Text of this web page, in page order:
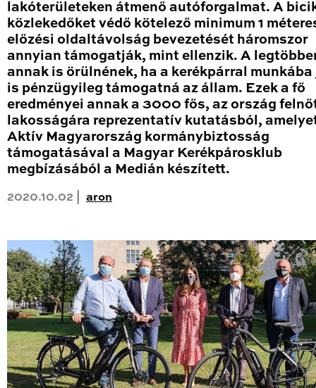
lakóterületeken átmenő autóforgalmat. A
közlekedőket védő kötelező minimum 1
előzési oldaltávolság bevezetését háromszor
annyian támogatják, mint ellenzik. A
annak is örülnének, ha a kerékpárral
is pénzügyileg támogatná az állam. Ezek a fő
eredményei annak a 3000 fős, az ország
lakosságára reprezentatív kutatásból,
Aktív Magyarország kormánybiztosság
támogatásával a Magyar Kerékpárosklub
megbízásából a Medián készített.
2020.10.02 | aron